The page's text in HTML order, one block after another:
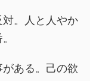
。人と人やか
ある。己の欲